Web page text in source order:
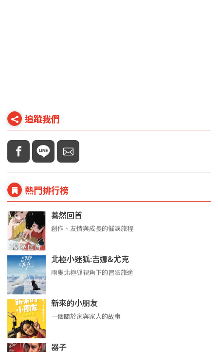
追蹤我們
熱門排行榜
驀然回首
創作、友情與成長的催淚旅程
北極小迷狐:吉娜&尤克
兩隻北極狐視角下的冒險旅途
新來的小朋友
一個關於家與家人的故事
器子